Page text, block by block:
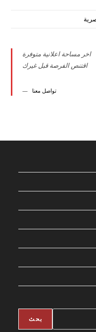
اخر مساحة اعلانية متوفرة
اقتنص الفرصة قبل غيرك
تواصل معنا
بحث